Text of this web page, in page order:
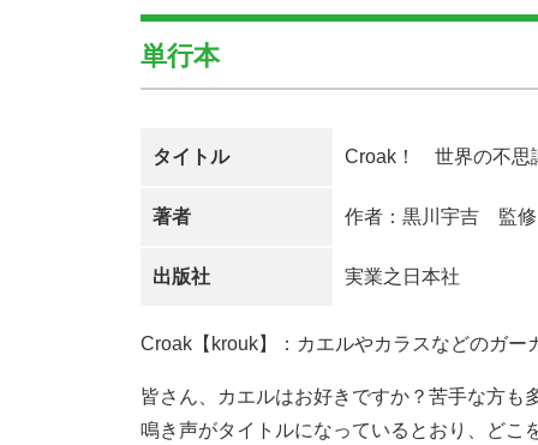
単行本
タイトル Croak！ 世界の不思
著者 作者：黒川宇吉 監修
出版社 実業之日本社
Croak【krouk】：カエルやカラスなどのガ
皆さん、カエルはお好きですか？苦手な方
鳴き声がタイトルになっているとおり、どこ